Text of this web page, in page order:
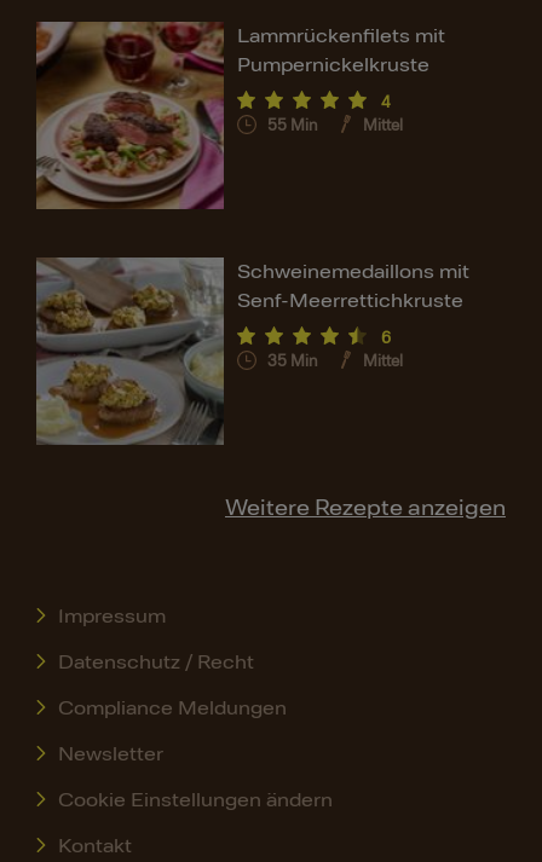
Lammrückenfilets mit
Pumpernickelkruste
4
55 Min Mittel
Schweinemedaillons mit
Senf-Meerrettichkruste
6
35 Min Mittel
Weitere Rezepte anzeigen
Impressum
Datenschutz / Recht
Compliance Meldungen
Newsletter
Cookie Einstellungen ändern
Kontakt